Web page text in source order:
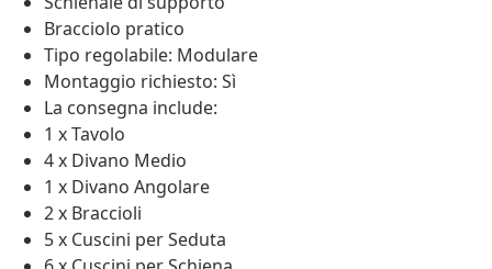
Bracciolo pratico
Tipo regolabile: Modulare
Montaggio richiesto: Sì
La consegna include:
1 x Tavolo
4 x Divano Medio
1 x Divano Angolare
2 x Braccioli
5 x Cuscini per Seduta